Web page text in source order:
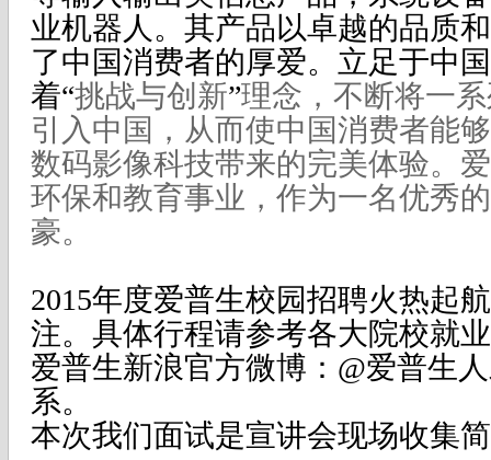
业机器人。其产品以卓越的品质
了中国消费者的厚爱。立足于中
着“挑战与创新”理念，不断将一
引入中国，从而使中国消费者能
数码影像科技带来的完美体验。
环保和教育事业，作为一名优秀
豪。
2015年度爱普生校园招聘火热起
注。具体行程请参考各大院校就
爱普生新浪官方微博：@爱普生
系。
本次我们面试是宣讲会现场收集